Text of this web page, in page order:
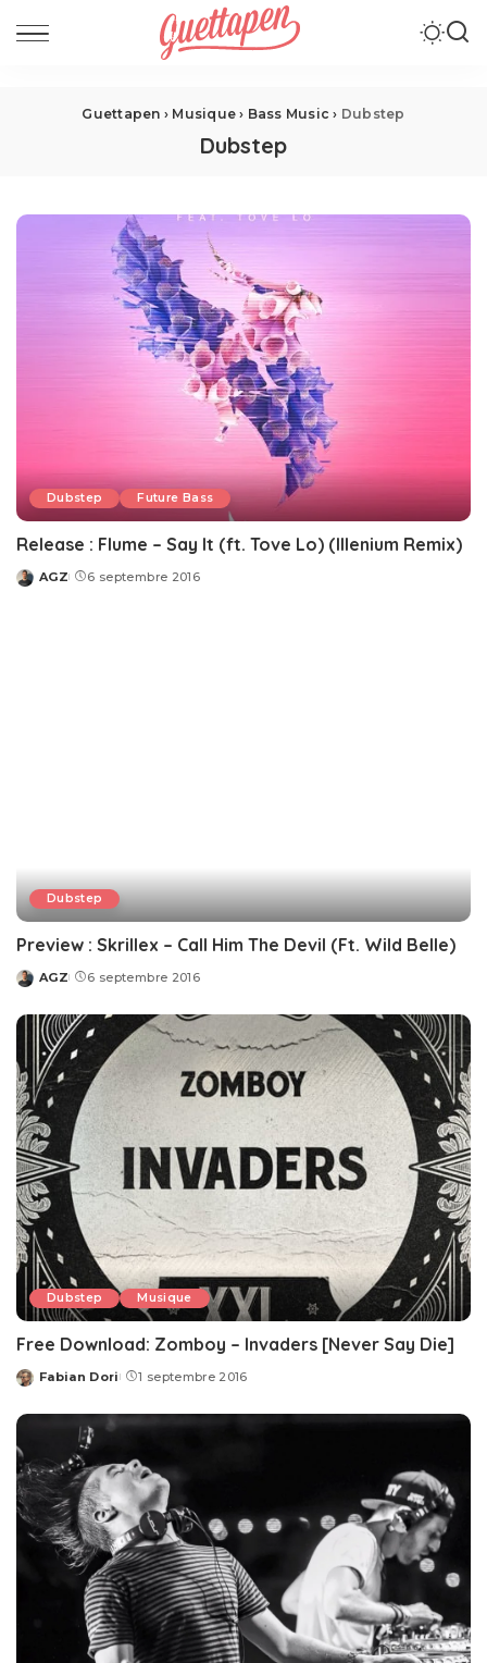
Guettapen › Musique › Bass Music › Dubstep
Dubstep
Dubstep Future Bass
Release : Flume – Say It (ft. Tove Lo) (Illenium Remix)
Posted
AGZ 6 septembre 2016
Dubstep
Preview : Skrillex – Call Him The Devil (Ft. Wild Belle)
Posted
AGZ 6 septembre 2016
Dubstep Musique
Free Download: Zomboy – Invaders [Never Say Die]
Posted
Fabian Dori 1 septembre 2016